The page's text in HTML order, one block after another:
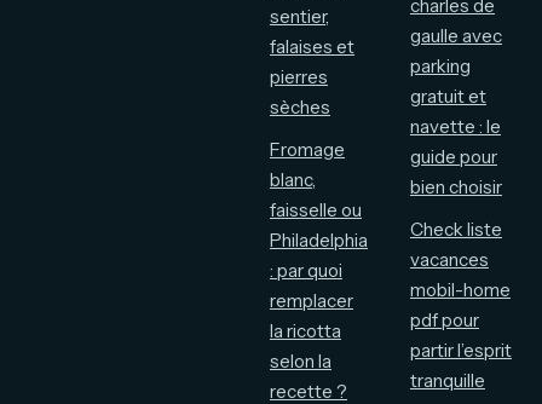
sentier,
falaises et
pierres
sèches
Fromage
blanc,
faisselle ou
Philadelphia
: par quoi
remplacer
la ricotta
selon la
recette ?
charles de
gaulle avec
parking
gratuit et
navette : le
guide pour
bien choisir
Check liste
vacances
mobil-home
pdf pour
partir l’esprit
tranquille